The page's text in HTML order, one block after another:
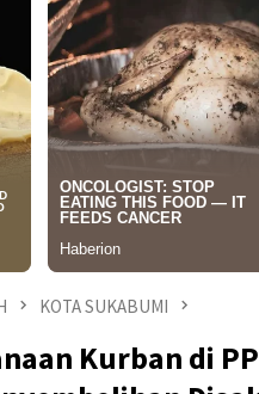
KOTA SUKABUMI
Kurban di